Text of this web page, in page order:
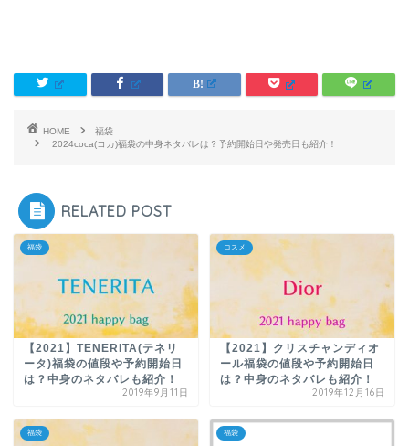
HOME
福袋
2024coca(コカ)福袋の中身ネタバレは？予約開始日や発売日も紹介！
RELATED POST
福袋
【2021】TENERITA(テネリ
ータ)福袋の値段や予約開始日
は？中身のネタバレも紹介！
2019年9月11日
コスメ
【2021】クリスチャンディオ
ール福袋の値段や予約開始日
は？中身のネタバレも紹介！
2019年12月16日
福袋 福袋